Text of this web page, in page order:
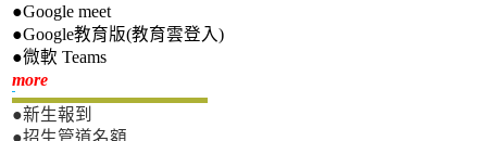
●Google meet
●Google教育版(教育雲登入)
●微軟 Teams
more新生專區
●新生報到
●招生管道名額